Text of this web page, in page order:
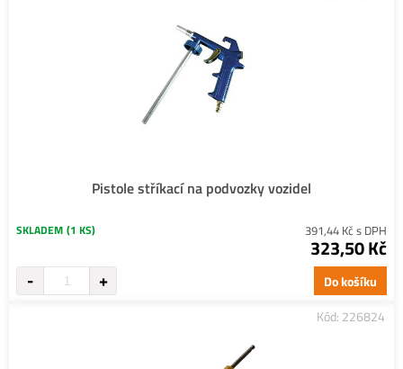
Pistole stříkací na podvozky vozidel
SKLADEM (1 KS) 391,44 Kč s DPH
323,50 Kč
Do košíku
Kód: 226824